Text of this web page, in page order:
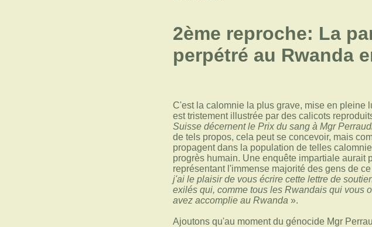
2ème reproche: La
perpétré au Rwanda
C'est la calomnie la plus grave, mise en
est tristement illustrée par des calicots
Suisse décernent le Prix du sang à Mgr
de tels propos, cela peut se concevoir, mais
propagent dans la population de telles
progrès humain. Une enquête impartiale aurait
représentant l'immense majorité des gens de
j'ai le plaisir de vous écrire cette lettre de
exilés qui, comme tous les Rwandais qui vous
avez accomplie au Rwanda ».
Ajoutons qu'au moment du génocide Mgr